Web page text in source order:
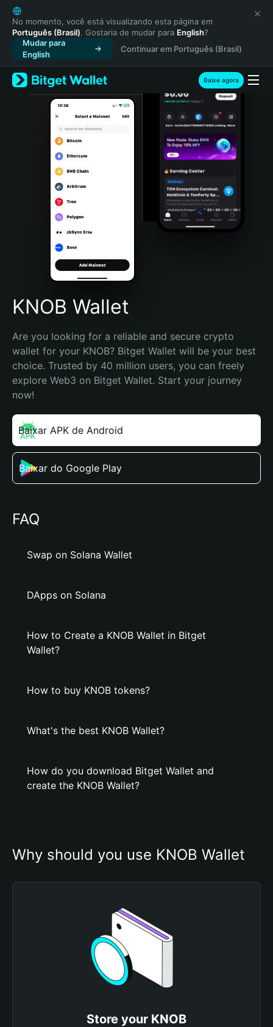
English
日本語
Tiếng Việt
Русский
Español (Latinoamérica)
Türkçe
Italiano
Português (Portugal)
Bahasa Indonesia
Português (Brasil)
Español (Argentina)
No momento, você está visualizando esta página em
Português (Brasil). Gostaria de mudar para English?
Mudar para
English
Continuar em Português (Brasil)
Baixe agora
KNOB Wallet
Are you looking for a reliable and secure crypto
wallet for your KNOB? Bitget Wallet will be your best
choice. Trusted by 40 million users, you can freely
explore Web3 on Bitget Wallet. Start your journey
now!
Baixar APK de Android
Baixar do Google Play
FAQ
Swap on Solana Wallet
DApps on Solana
How to Create a KNOB Wallet in Bitget
Wallet?
How to buy KNOB tokens?
What's the best KNOB Wallet?
How do you download Bitget Wallet and
create the KNOB Wallet?
Why should you use KNOB Wallet
Store your KNOB